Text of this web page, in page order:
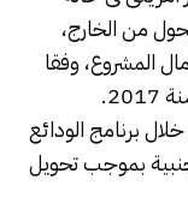
من الخارج،
40% من رأس مال المشروع، وفقا
برنامج الودائع
بموجب تحويل